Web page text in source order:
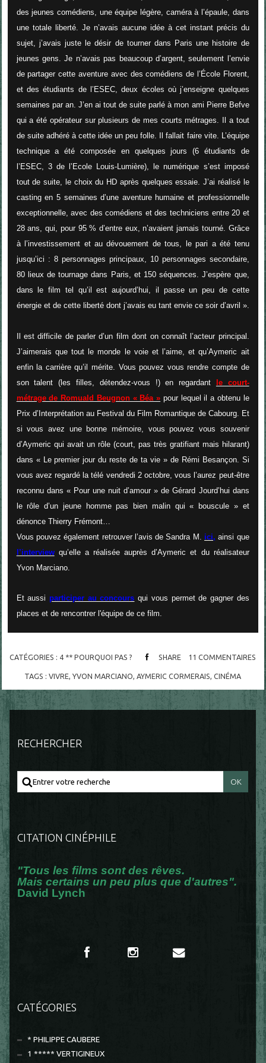
des jeunes comédiens, une équipe légère, caméra à l’épaule, dans
une totale liberté. Je n’avais aucune idée à cet instant précis du
sujet, j’avais juste le désir de tourner dans Paris une histoire de
jeunes gens. Je n’avais pas beaucoup d’argent, seulement l’envie
de partager cette aventure avec des comédiens de l’École Florent,
et des étudiants de l’ESEC, deux écoles où j’enseigne quelques
semaines par an. J’en ai tout de suite parlé à mon ami Pierre Befve
qui a été opérateur sur plusieurs de mes courts métrages. Il a tout
de suite adhéré à cette idée un peu folle. Il fallait faire vite. L’équipe
technique a été composée en quelques jours (6 étudiants de
l’ESEC, 3 de l’Ecole Louis-Lumière), le numérique s’est imposé
tout de suite, le choix du HD après quelques essaie. J’ai réalisé le
casting en 5 semaines d’une aventure humaine et professionnelle
exceptionnelle, avec des comédiens et des techniciens entre 20 et
28 ans, qui, pour 95 % d’entre eux, n’avaient jamais tourné. Grâce
à l’investissement et au dévouement de tous, le pari a été tenu
jusqu’ici : 8 personnages principaux, 10 personnages secondaire,
80 lieux de tournage dans Paris, et 150 séquences. J’espère que,
dans le film tel qu’il est aujourd’hui, il passe un peu de cette
énergie et de cette liberté dont j’avais eu tant envie ce soir d’avril ».
Il est difficile de parler d’un film dont on connaît l’acteur principal.
J’aimerais que tout le monde le voie et l’aime, et qu’Aymeric ait
enfin la carrière qu’il mérite. Vous pouvez vous rendre compte de
son talent (les filles, détendez-vous !) en regardant le court-
métrage de Romuald Beugnon « Béa » pour lequel il a obtenu le
Prix d’Interprétation au Festival du Film Romantique de Cabourg. Et
si vous avez une bonne mémoire, vous pouvez vous souvenir
d’Aymeric qui avait un rôle (court, pas très gratifiant mais hilarant)
dans « Le premier jour du reste de ta vie » de Rémi Besançon. Si
vous avez regardé la télé vendredi 2 octobre, vous l’aurez peut-être
reconnu dans « Pour une nuit d’amour » de Gérard Jourd’hui dans
le rôle d’un jeune homme pas bien malin qui « bouscule » et
dénonce Thierry Frémont…
Vous pouvez également retrouver l’avis de Sandra M. ici, ainsi que
l’interviewqu’elle a réalisée auprès d’Aymeric et du réalisateur
Yvon Marciano.
Et aussiparticiper au concours qui vous permet de gagner des
places et de rencontrer l'équipe de ce film.
CATÉGORIES : 4 ** POURQUOI PAS ? SHARE 11 COMMENTAIRES
TAGS :VIVRE,YVON MARCIANO,AYMERIC CORMERAIS,CINÉMA
RECHERCHER
CITATION CINÉPHILE
"Tous les films sont des rêves.
Mais certains un peu plus que d'autres".
David Lynch
CATÉGORIES
* PHILIPPE CAUBERE
1 ***** VERTIGINEUX